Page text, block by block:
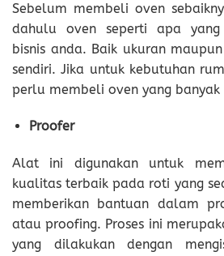
Sebelum membeli oven
dahulu oven seperti apa
bisnis anda. Baik ukuran
sendiri. Jika untuk kebutuhan
perlu membeli oven yang banyak
Proofer
Alat ini digunakan untuk
kualitas terbaik pada roti yang
memberikan bantuan dalam
atau proofing. Proses ini
yang dilakukan dengan